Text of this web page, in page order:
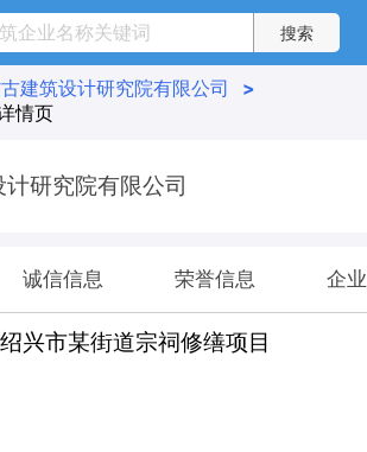
建筑设计研究院有限公司
>
情页
研究院有限公司
诚信信息 荣誉信息 企
兴市某街道宗祠修缮项目